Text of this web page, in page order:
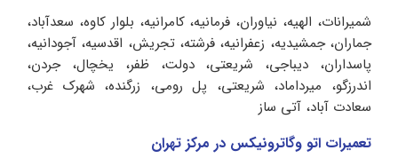
شمیرانات، الهیه، نیاوران، فرمانیه، کامرانیه، بلوار کاوه، سعدآباد،
جماران، جمشیدیه، زعفرانیه، فرشته، تجریش، اقدسیه، آجودانیه،
پاسداران، دیباجی، شریعتی، دولت، ظفر، یخچال، جردن،
اندرزگو، میرداماد، شریعتی، پل رومی، زرگنده، شهرک غرب،
سعادت آباد، آتی ساز
تعمیرات اتو وگاترونیکس در مرکز تهران